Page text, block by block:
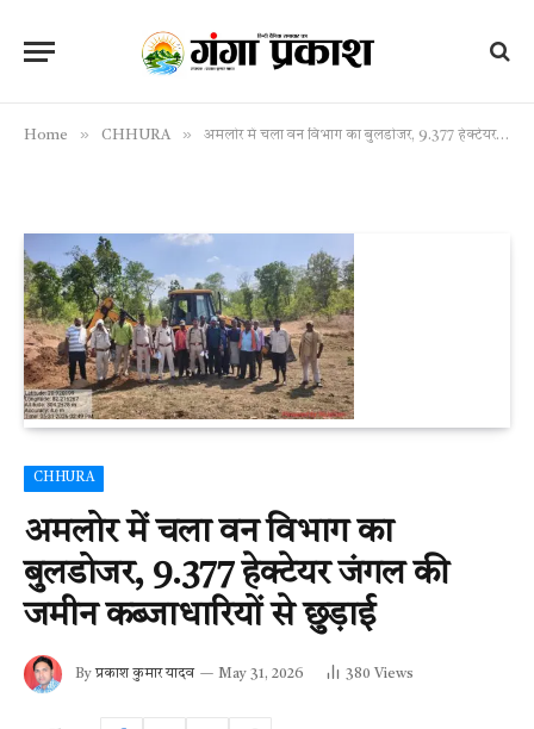
Home » CHHURA » अमलोर में चला वन विभाग का बुलडोजर, 9.377 हेक्टेयर जंगल की जमीन कब्जाधारियों से छुड़ाई
CHHURA
अमलोर में चला वन विभाग का
बुलडोजर, 9.377 हेक्टेयर जंगल की
जमीन कब्जाधारियों से छुड़ाई
By प्रकाश कुमार यादव May 31, 2026 380 Views